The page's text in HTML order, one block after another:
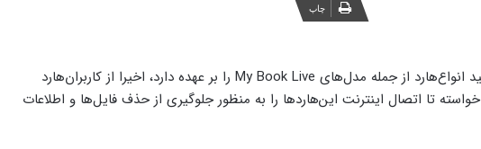
چاپ
وسترن دیجیتال، شرکتی که تولید انواع‌هارد از جمله مدل‌های My Book Live را بر عهده دارد، اخیرا از کاربران‌هارد
درایوهای سری My Book Live خواسته تا اتصال اینترنت این‌هاردها را به منظور جلوگیری از حذف فایل‌ها و اطلاعات